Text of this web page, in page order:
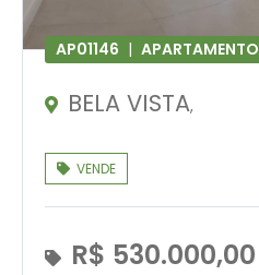
AP01146 | APARTAMENTO
BELA VISTA,
VENDE
R$ 530.000,00